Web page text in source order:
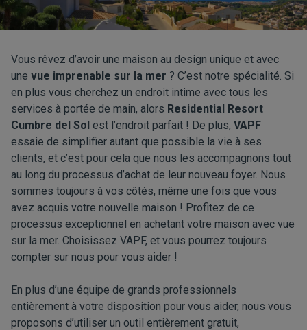
Vous rêvez d’avoir une maison au design unique et avec
une vue imprenable sur la mer ? C’est notre spécialité. Si
en plus vous cherchez un endroit intime avec tous les
services à portée de main, alors Residential Resort
Cumbre del Sol est l’endroit parfait ! De plus, VAPF
essaie de simplifier autant que possible la vie à ses
clients, et c’est pour cela que nous les accompagnons tout
au long du processus d’achat de leur nouveau foyer. Nous
sommes toujours à vos côtés, même une fois que vous
avez acquis votre nouvelle maison ! Profitez de ce
processus exceptionnel en achetant votre maison avec vue
sur la mer. Choisissez VAPF, et vous pourrez toujours
compter sur nous pour vous aider !
En plus d’une équipe de grands professionnels
entièrement à votre disposition pour vous aider, nous vous
proposons d’utiliser un outil entièrement gratuit,